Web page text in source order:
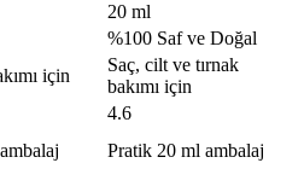
20 ml
%100 Saf ve Doğal
için
Saç, cilt ve tırnak
bakımı için
4.6
Pratik 20 ml ambalaj